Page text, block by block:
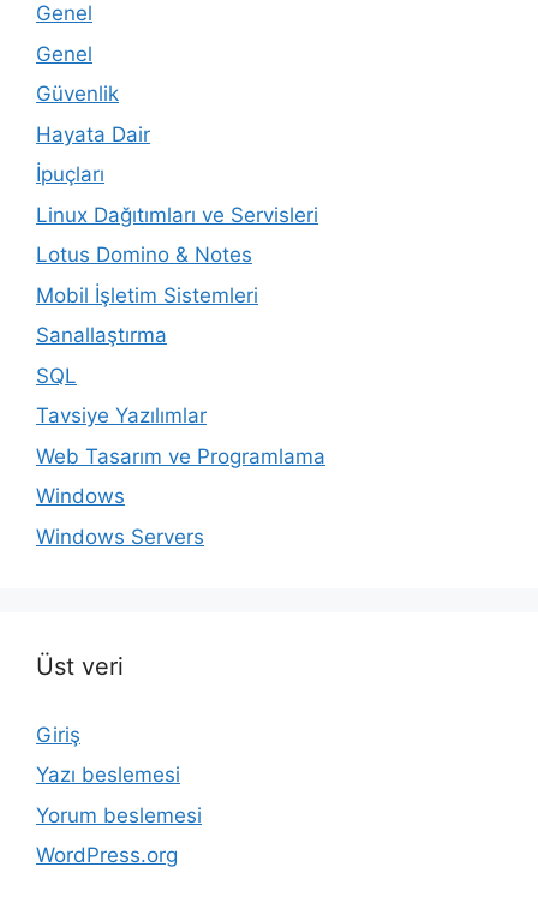
Genel
Genel
Güvenlik
Hayata Dair
İpuçları
Linux Dağıtımları ve Servisleri
Lotus Domino & Notes
Mobil İşletim Sistemleri
Sanallaştırma
SQL
Tavsiye Yazılımlar
Web Tasarım ve Programlama
Windows
Windows Servers
Üst veri
Giriş
Yazı beslemesi
Yorum beslemesi
WordPress.org